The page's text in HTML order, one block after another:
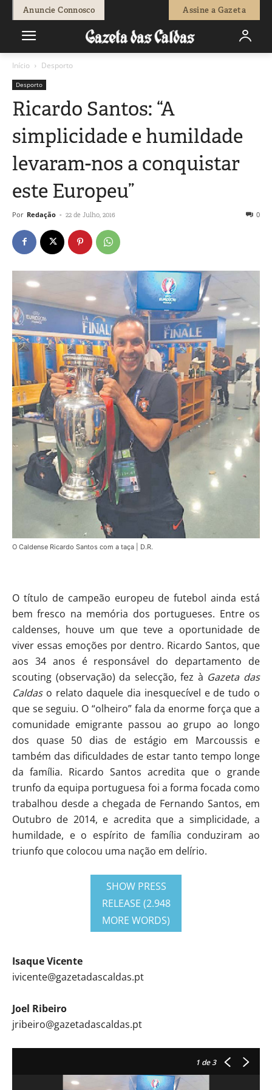
Anuncie Connosco Assine a Gazeta
Início Desporto
Desporto
Ricardo Santos: “A
simplicidade e humildade
levaram-nos a conquistar
este Europeu”
Por Redação - 22 de Julho, 2016 0
O Caldense Ricardo Santos com a taça | D.R.
O título de campeão europeu de futebol ainda está
bem fresco na memória dos portugueses. Entre os
caldenses, houve um que teve a oportunidade de
viver essas emoções por dentro. Ricardo Santos, que
aos 34 anos é responsável do departamento de
scouting (observação) da selecção, fez à Gazeta das
Caldaso relato daquele dia inesquecível e de tudo o
que se seguiu. O “olheiro” fala da enorme força que a
comunidade emigrante passou ao grupo ao longo
dos quase 50 dias de estágio em Marcoussis e
também das dificuldades de estar tanto tempo longe
da família. Ricardo Santos acredita que o grande
trunfo da equipa portuguesa foi a forma focada como
trabalhou desde a chegada de Fernando Santos, em
Outubro de 2014, e acredita que a simplicidade, a
humildade, e o espírito de família conduziram ao
triunfo que colocou uma nação em delírio.
SHOW PRESS
RELEASE (2.948
MORE WORDS)
Isaque Vicente
ivicente@gazetadascaldas.pt
Joel Ribeiro
jribeiro@gazetadascaldas.pt
1 de 3